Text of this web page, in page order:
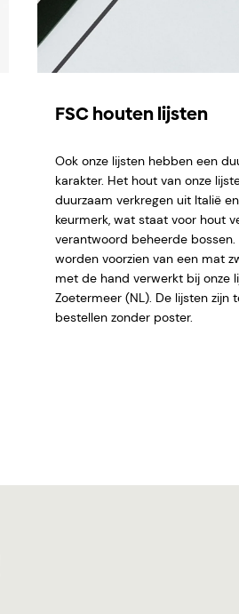
FSC houten lijsten
Ook onze lijsten hebben een
karakter. Het hout van onze
duurzaam verkregen uit Italië
keurmerk, wat staat voor hout
verantwoord beheerde bossen.
worden voorzien van een mat
met de hand verwerkt bij onze
Zoetermeer (NL). De lijsten zijn
bestellen zonder